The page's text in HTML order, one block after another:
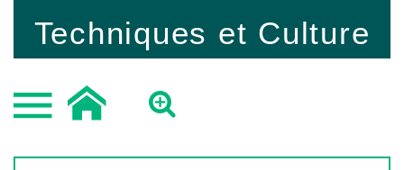
Techniques et Culture